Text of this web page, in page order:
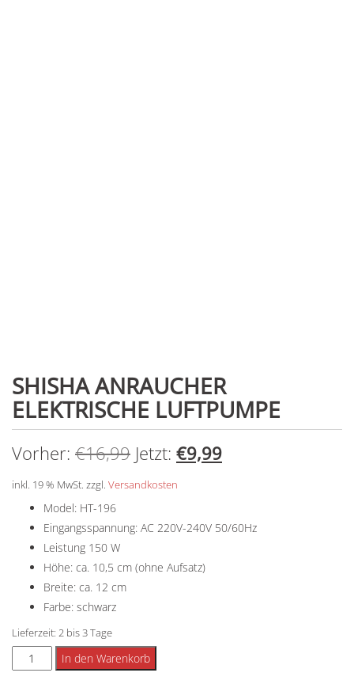
SHISHA ANRAUCHER
ELEKTRISCHE LUFTPUMPE
Vorher: €16,99 Ursprünglicher
Preis
Jetzt: €9,99Aktueller
inkl. 19 % MwSt. zzgl. Versandkosten
Model: HT-196
Eingangsspannung: AC 220V-240V 50/60Hz
Leistung 150 W
Höhe: ca. 10,5 cm (ohne Aufsatz)
Breite: ca. 12 cm
Farbe: schwarz
Lieferzeit: 2 bis 3 Tage
Shisha
Anraucher
In den Warenkorb